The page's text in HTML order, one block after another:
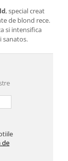
, special creat
de blond rece.
si intensifica
sanatos.
de